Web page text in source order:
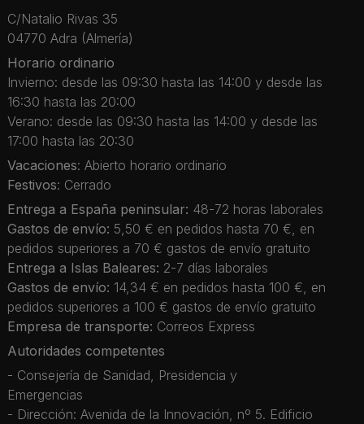
C/Natalio Rivas 35
04770 Adra (Almería)
Horario ordinario
Invierno: desde las 09:30 hasta las 14:00 y desde las
16:30 hasta las 20:00
Verano: desde las 09:30 hasta las 14:00 y desde las
17:00 hasta las 20:30
Vacaciones: Abierto horario ordinario
Festivos: Cerrado
Entrega a España peninsular: 48-72 horas laborales
Gastos de envío: 5,50 € en pedidos hasta 70 €, en
pedidos superiores a 70 € gastos de envío gratuito
Entrega a Islas Baleares: 2-7 días laborales
Gastos de envío: 14,34 € en pedidos hasta 100 €, en
pedidos superiores a 100 € gastos de envío gratuito
Empresa de transporte: Correos Express
Autoridades competentes
- Consejería de Sanidad, Presidencia y
Emergencias
- Dirección: Avenida de la Innovación, nº 5. Edificio